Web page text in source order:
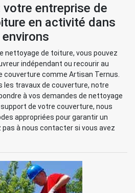
entreprise de
en activité dans
nettoyage de toiture, vous pouvez
indépendant ou recourir au
couverture comme Artisan Ternus.
les travaux de couverture, notre
à vos demandes de nettoyage
de votre couverture, nous
appropriées pour garantir un
à nous contacter si vous avez